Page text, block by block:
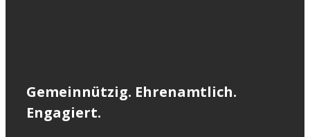
Gemeinnützig. Ehrenamtlich.
Engagiert.